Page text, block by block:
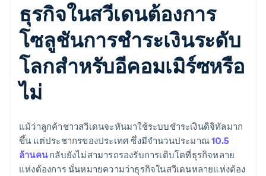
ธุรกิจในสวีเดนต้องการ
โซลูชันการชำระเงินระดับ
โลกสำหรับอีคอมเมิร์ซหรือ
ไม่
แม้ว่าลูกค้าชาวสวีเดนจะหันมาใช้ระบบชำระเงินดิจิทัลมาก
ขึ้น แต่ประชากรของประเทศ ซึ่งมีจำนวนประมาณ10.5
ล้านคนกลับยังไม่สามารถรองรับการเติบโตที่ธุรกิจหลาย
แห่งต้องการ นั่นหมายความว่าธุรกิจในสวีเดนหลายแห่งต้อง